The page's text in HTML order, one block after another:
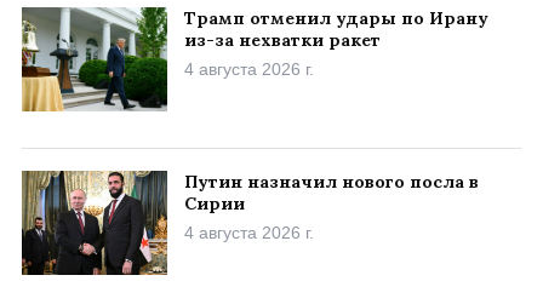
Трамп отменил удары по Ирану
из-за нехватки ракет
4 августа 2026 г.
Путин назначил нового посла в
Сирии
4 августа 2026 г.